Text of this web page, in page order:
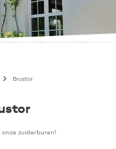
Brustor
zuiderburen!